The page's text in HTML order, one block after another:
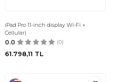
iPad Pro 11-inch display Wi-Fi +
Cellular)
0.0 (0)
61.798,11 TL